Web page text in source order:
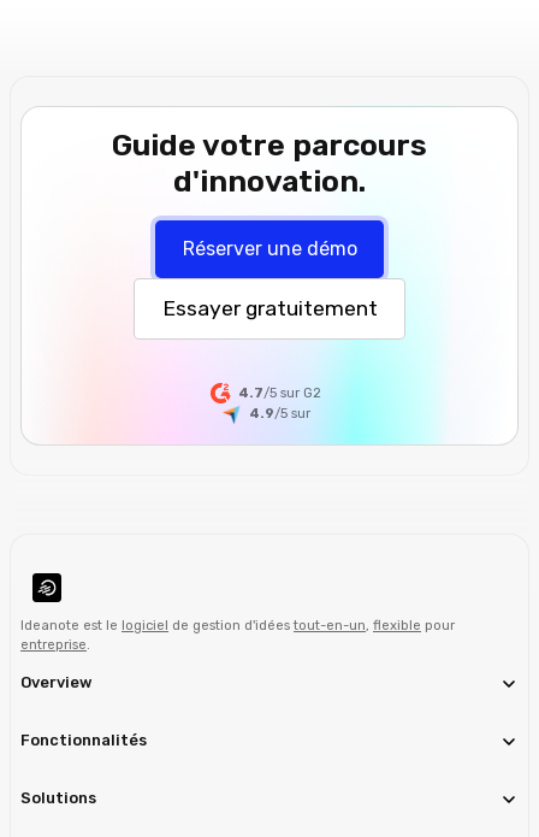
Guide votre parcours
d'innovation.
Réserver une démo
Essayer gratuitement
4.7/5 sur G2
4.9/5sur
Ideanote est le logiciel de gestion d'idéestout-en-un, flexible pour
entreprise.
Overview
Fonctionnalités
Solutions